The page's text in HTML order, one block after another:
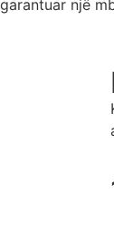
garantuar një